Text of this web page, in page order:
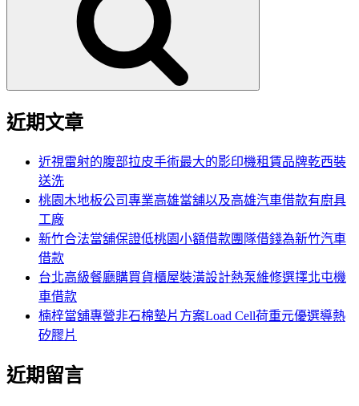
近期文章
近視雷射的腹部拉皮手術最大的影印機租賃品牌乾西裝
送洗
桃園木地板公司專業高雄當舖以及高雄汽車借款有廚具
工廠
新竹合法當舖保證低桃園小額借款團隊借錢為新竹汽車
借款
台北高級餐廳購買貨櫃屋裝潢設計熱泵維修選擇北屯機
車借款
楠梓當舖專營非石棉墊片方案Load Cell荷重元優選導熱
矽膠片
近期留言